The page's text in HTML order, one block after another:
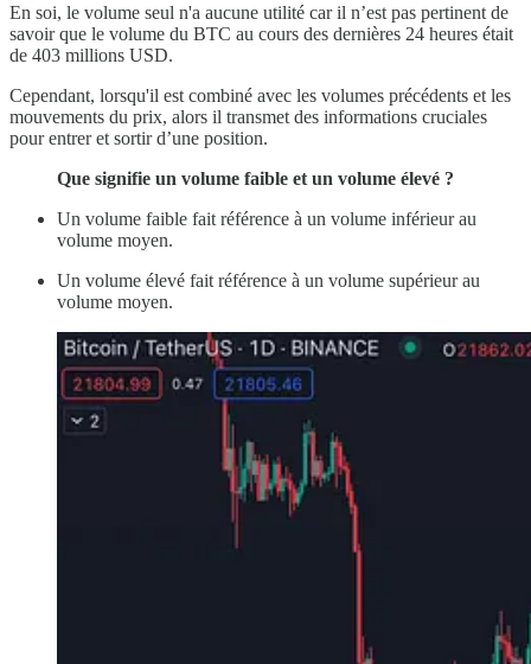
En soi, le volume seul n'a aucune utilité car il n’est pas pertinent de
savoir que le volume du BTC au cours des dernières 24 heures était
de 403 millions USD.
Cependant, lorsqu'il est combiné avec les volumes précédents et les
mouvements du prix, alors il transmet des informations cruciales
pour entrer et sortir d’une position.
Que signifie un volume faible et un volume élevé ?
Un volume faible fait référence à un volume inférieur au
volume moyen.
Un volume élevé fait référence à un volume supérieur au
volume moyen.